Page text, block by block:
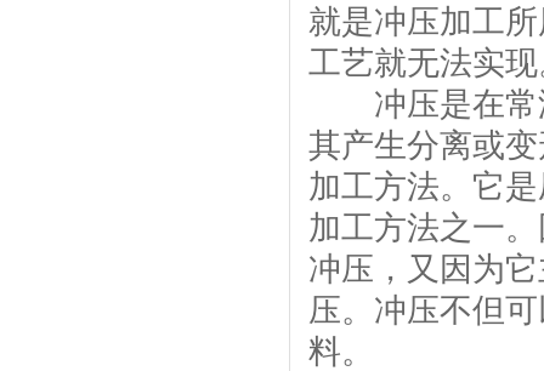
就是冲压加工
工艺就无法实
冲压是在常
其产生分离或
加工方法。它
加工方法之一
冲压，又因为
压。冲压不但
料。